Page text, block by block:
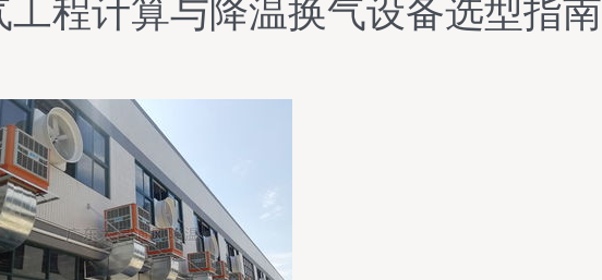
程计算与降温换气设备选型指南